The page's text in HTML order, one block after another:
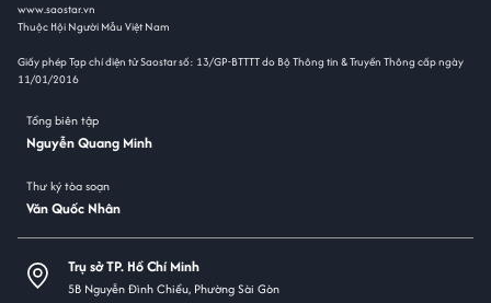
www.saostar.vn
Thuộc Hội Người Mẫu Việt Nam
Giấy phép Tạp chí điện tử Saostar số: 13/GP-BTTTT do Bộ Thông tin & Truyền Thông cấp ngày
11/01/2016
Tổng biên tập
Nguyễn Quang Minh
Thư ký tòa soạn
Văn Quốc Nhân
Trụ sở TP. Hồ Chí Minh
5B Nguyễn Đình Chiểu, Phường Sài Gòn